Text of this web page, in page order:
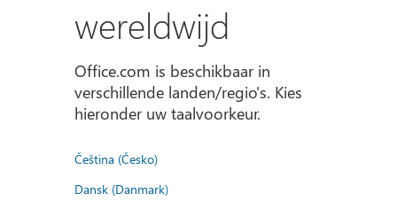
wereldwijd
Office.com is beschikbaar in
verschillende landen/regio's. Kies
hieronder uw taalvoorkeur.
Čeština (Česko)
Dansk (Danmark)